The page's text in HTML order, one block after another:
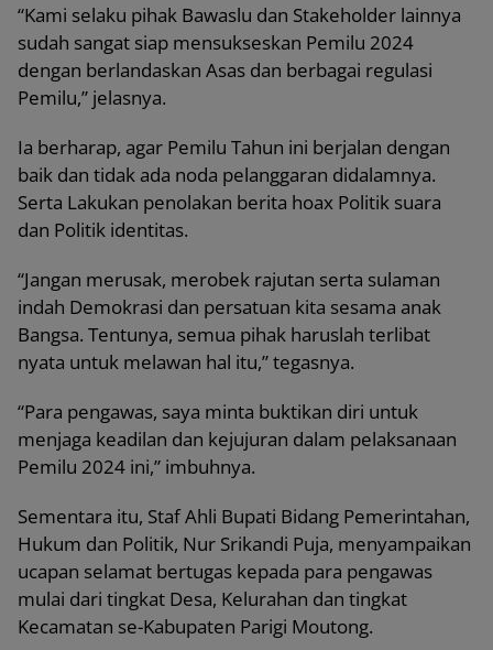
“Kami selaku pihak Bawaslu dan Stakeholder lainnya
sudah sangat siap mensukseskan Pemilu 2024
dengan berlandaskan Asas dan berbagai regulasi
Pemilu,” jelasnya.
Ia berharap, agar Pemilu Tahun ini berjalan dengan
baik dan tidak ada noda pelanggaran didalamnya.
Serta Lakukan penolakan berita hoax Politik suara
dan Politik identitas.
“Jangan merusak, merobek rajutan serta sulaman
indah Demokrasi dan persatuan kita sesama anak
Bangsa. Tentunya, semua pihak haruslah terlibat
nyata untuk melawan hal itu,” tegasnya.
“Para pengawas, saya minta buktikan diri untuk
menjaga keadilan dan kejujuran dalam pelaksanaan
Pemilu 2024 ini,” imbuhnya.
Sementara itu, Staf Ahli Bupati Bidang Pemerintahan,
Hukum dan Politik, Nur Srikandi Puja, menyampaikan
ucapan selamat bertugas kepada para pengawas
mulai dari tingkat Desa, Kelurahan dan tingkat
Kecamatan se-Kabupaten Parigi Moutong.